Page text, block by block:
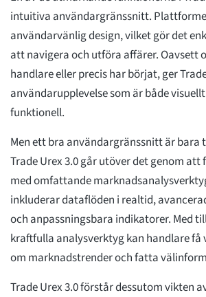
intuitiva användargränssnitt.
användarvänlig design, vilket gör det
att navigera och utföra affärer. Oavsett
handlare eller precis har börjat, ger
användarupplevelse som är både
funktionell.
Men ett bra användargränssnitt är bara
Trade Urex 3.0 går utöver det genom att
med omfattande
inkluderar dataflöden i realtid,
och anpassningsbara indikatorer. Med
kraftfulla analysverktyg kan handlare
om marknadstrender och fatta
Trade Urex 3.0 förstår dessutom vikten